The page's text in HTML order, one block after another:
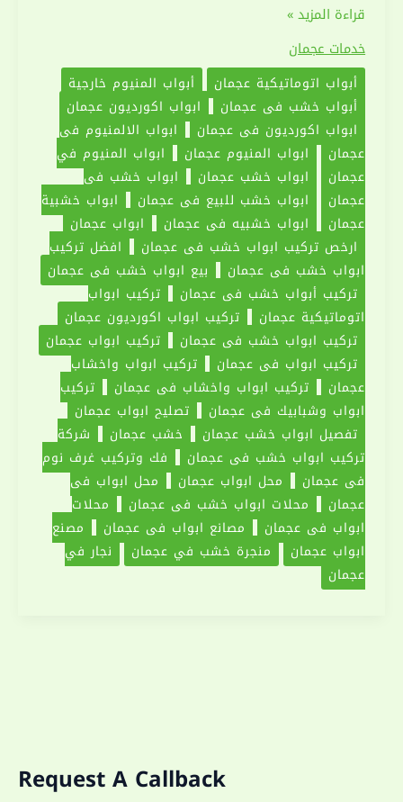
تركيب
ابواب
خشب
في
عجمان
|0551030094|
تفصيل
ابواب
خشب
قراءة المزيد »
خدمات عجمان
أبواب اتوماتيكية عجمان
أبواب المنيوم خارجية
أبواب خشب في عجمان
ابواب اكورديون عجمان
ابواب اكورديون في عجمان
ابواب الالمنيوم في
عجمان
ابواب المنيوم عجمان
ابواب المنيوم في
عجمان
ابواب خشب عجمان
ابواب خشب في
عجمان
ابواب خشب للبيع في عجمان
ابواب خشبية
عجمان
ابواب خشبيه في عجمان
ابواب عجمان
ارخص تركيب ابواب خشب في عجمان
افضل تركيب
ابواب خشب في عجمان
بيع ابواب خشب في عجمان
تركيب أبواب خشب في عجمان
تركيب ابواب
اتوماتيكية عجمان
تركيب ابواب اكورديون عجمان
تركيب ابواب خشب في عجمان
تركيب ابواب عجمان
تركيب ابواب في عجمان
تركيب ابواب واخشاب
عجمان
تركيب ابواب واخشاب في عجمان
تركيب
ابواب وشبابيك في عجمان
تصليح ابواب عجمان
تفصيل ابواب خشب عجمان
خشب عجمان
شركة
تركيب ابواب خشب في عجمان
فك وتركيب غرف نوم
فى عجمان
محل ابواب عجمان
محل ابواب في
عجمان
محلات ابواب خشب في عجمان
محلات
ابواب في عجمان
مصانع ابواب في عجمان
مصنع
ابواب عجمان
منجرة خشب في عجمان
نجار في
عجمان
Request A Callback